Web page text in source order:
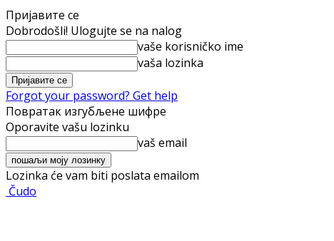
Пријавите се
Dobrodošli! Ulogujte se na nalog
vaše korisničko ime
vaša lozinka
Forgot your password? Get help
Повратак изгубљене шифре
Oporavite vašu lozinku
vaš email
Lozinka će vam biti poslata emailom
Čudo